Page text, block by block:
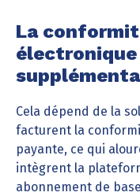
La
Cela dépend de la
facturent la
payante, ce qui
intègrent la
abonnement de